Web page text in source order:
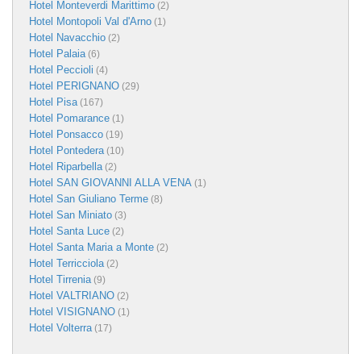
Hotel Monteverdi Marittimo (2)
Hotel Montopoli Val d'Arno (1)
Hotel Navacchio (2)
Hotel Palaia(6)
Hotel Peccioli (4)
Hotel PERIGNANO (29)
Hotel Pisa(167)
Hotel Pomarance (1)
Hotel Ponsacco (19)
Hotel Pontedera(10)
Hotel Riparbella(2)
Hotel SAN GIOVANNI ALLA VENA (1)
Hotel San Giuliano Terme (8)
Hotel San Miniato (3)
Hotel Santa Luce (2)
Hotel Santa Maria a Monte (2)
Hotel Terricciola(2)
Hotel Tirrenia(9)
Hotel VALTRIANO (2)
Hotel VISIGNANO (1)
Hotel Volterra(17)